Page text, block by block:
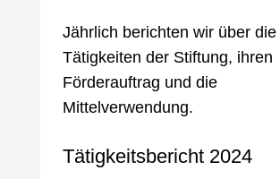
Jährlich berichten wir über die
Tätigkeiten der Stiftung, ihren
Förderauftrag und die
Mittelverwendung.
Tätigkeitsbericht 2024